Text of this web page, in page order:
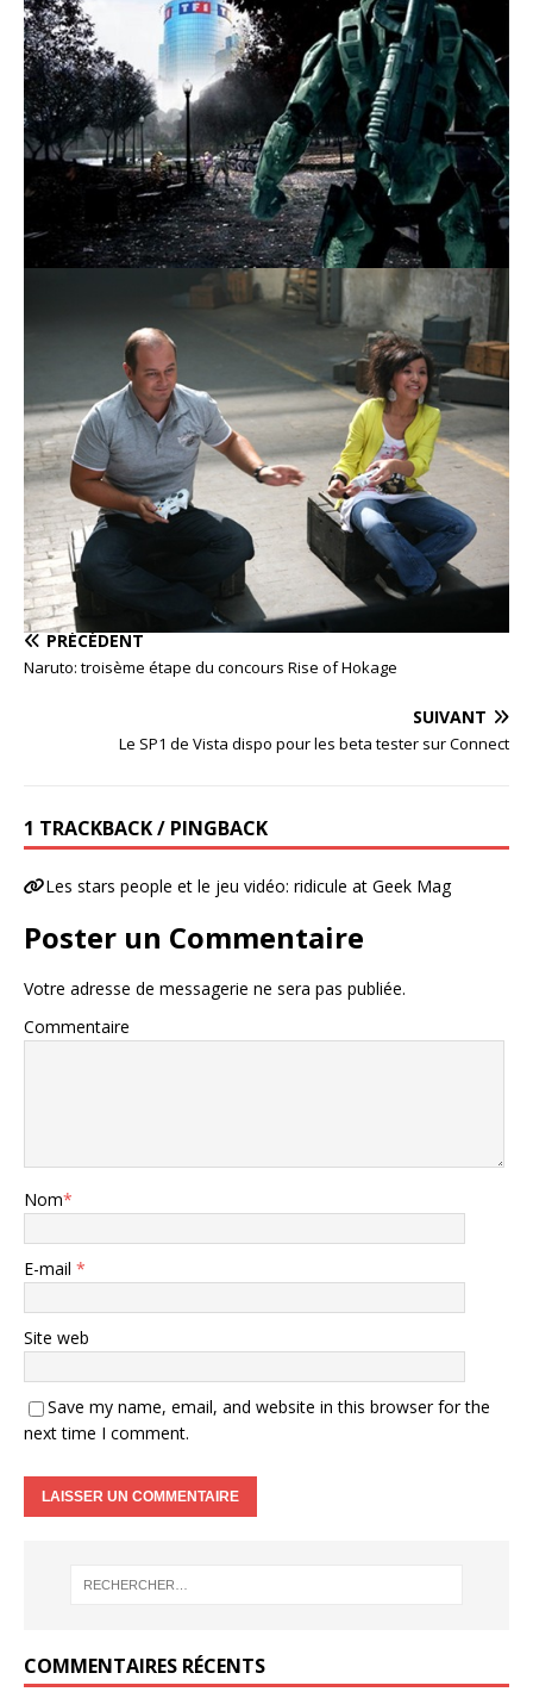
PRÉCÉDENT
Naruto: troisème étape du concours Rise of Hokage
SUIVANT
Le SP1 de Vista dispo pour les beta tester sur Connect
1 TRACKBACK / PINGBACK
Les stars people et le jeu vidéo: ridicule at Geek Mag
Poster un Commentaire
Votre adresse de messagerie ne sera pas publiée.
Commentaire
Nom*
E-mail *
Site web
Save my name, email, and website in this browser for the
next time I comment.
COMMENTAIRES RÉCENTS